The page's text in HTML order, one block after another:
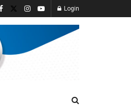
Login